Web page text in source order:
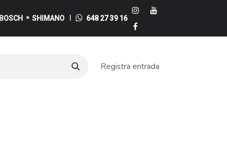
BOSCH * SHIMANO I 648 27 39 16
Registra entrada